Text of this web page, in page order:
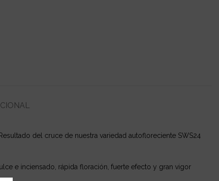
del cruce de nuestra variedad autofloreciente SWS24
e inciensado, rápida floración, fuerte efecto y gran vigor